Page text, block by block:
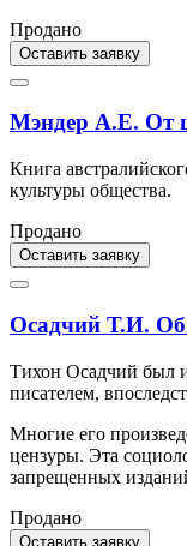
Продано
Оставить заявку
Мэндер А.Е. От
Книга
культуры общества.
Продано
Оставить заявку
Осадчий Т.И.
Тихон Осадчий был
писателем,
Многие его
цензуры. Эта
запрещенных
Продано
Оставить заявку